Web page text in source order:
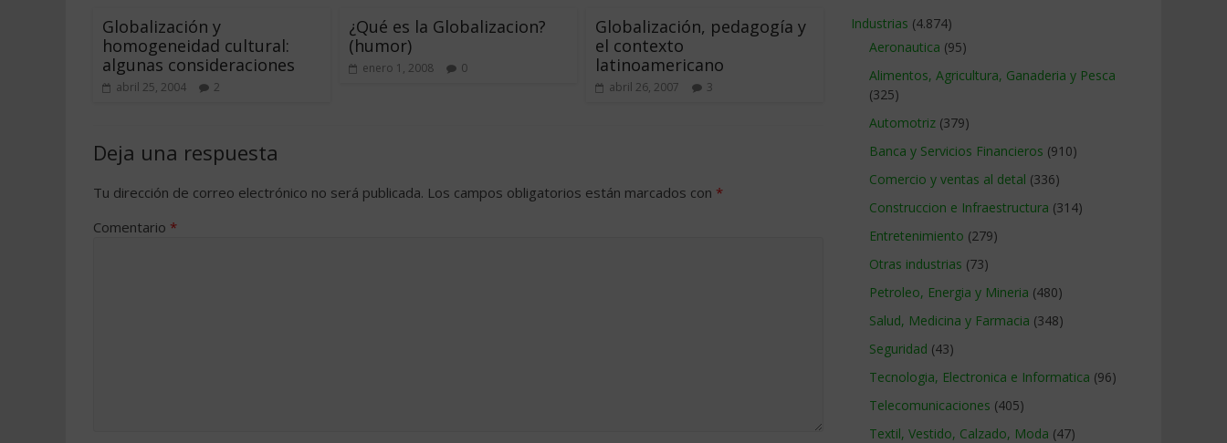
Globalización y
homogeneidad cultural:
algunas consideraciones
abril 25, 2004 2
¿Qué es la Globalizacion?
(humor)
enero 1, 2008 0
Globalización, pedagogía y
el contexto
latinoamericano
abril 26, 2007 3
Deja una respuesta
Tu dirección de correo electrónico no será publicada. Los campos obligatorios están marcados con *
Comentario *
Industrias (4.874)
Aeronautica (95)
Alimentos, Agricultura, Ganaderia y Pesca
(325)
Automotriz (379)
Banca y Servicios Financieros (910)
Comercio y ventas al detal (336)
Construccion e Infraestructura (314)
Entretenimiento (279)
Otras industrias (73)
Petroleo, Energia y Mineria (480)
Salud, Medicina y Farmacia (348)
Seguridad (43)
Tecnologia, Electronica e Informatica (96)
Telecomunicaciones (405)
Textil, Vestido, Calzado, Moda (47)